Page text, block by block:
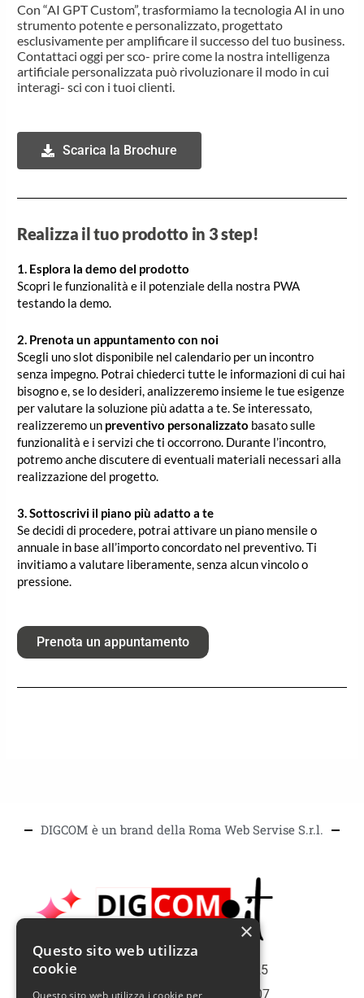
Con “AI GPT Custom”, trasformiamo la tecnologia AI in uno
strumento potente e personalizzato, progettato
esclusivamente per amplificare il successo del tuo business.
Contattaci oggi per sco- prire come la nostra intelligenza
artificiale personalizzata può rivoluzionare il modo in cui
interagi- sci con i tuoi clienti.
Scarica la Brochure
Realizza il tuo prodotto in 3 step!
1. Esplora la demo del prodotto
Scopri le funzionalità e il potenziale della nostra PWA
testando la demo.
2. Prenota un appuntamento con noi
Scegli uno slot disponibile nel calendario per un incontro
senza impegno. Potrai chiederci tutte le informazioni di cui hai
bisogno e, se lo desideri, analizzeremo insieme le tue esigenze
per valutare la soluzione più adatta a te. Se interessato,
realizzeremo un preventivo personalizzato basato sulle
funzionalità e i servizi che ti occorrono. Durante l’incontro,
potremo anche discutere di eventuali materiali necessari alla
realizzazione del progetto.
3. Sottoscrivi il piano più adatto a te
Se decidi di procedere, potrai attivare un piano mensile o
annuale in base all’importo concordato nel preventivo. Ti
invitiamo a valutare liberamente, senza alcun vincolo o
pressione.
Prenota un appuntamento
DIGCOM è un brand della Roma Web Servise S.r.l.
Copiright | Roma Web Service S.r.l. - 2025
Roma | Italy | Partita Iva N° 16075561007
×
Questo sito web utilizza
cookie
Questo sito web utilizza i cookie per